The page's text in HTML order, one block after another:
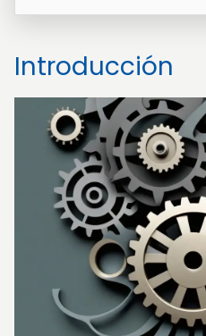
Introducción